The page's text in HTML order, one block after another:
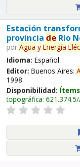
Estación
provincia deRío
por Agua y Energía
Idioma: Español
Editor: Buenos Aires:
1998
Disponibilidad:
topográfica: